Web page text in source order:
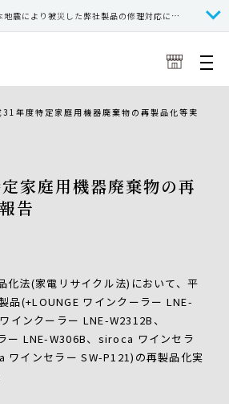
により被災した弊社製品の修理対応につきまして
31年度特定家庭用機器廃棄物の再製品化等実
家庭用機器廃棄物の再
告
化法(家電リサイクル法)において、平
品(+LOUNGE ワインクーラー LNE-
インクーラー LNE-W2312B、
ー LNE-W306B、siroca ワインセラ
ワインセラー SW-P121)の再製品化実